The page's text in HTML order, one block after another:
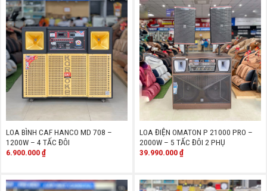
LOA BÌNH CAF HANCO MD 708 –
1200W – 4 TẤC ĐÔI
6.900.000₫
LOA ĐIỆN OMATON P 21000 PRO –
2000W – 5 TẤC ĐÔI 2 PHỤ
39.990.000₫